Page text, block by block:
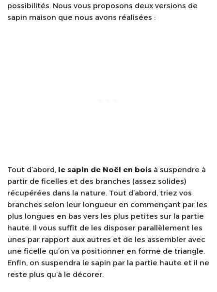
possibilités. Nous vous proposons deux versions de
sapin maison que nous avons réalisées :
Tout d’abord, le sapin de Noël en bois à suspendre à
partir de ficelles et des branches (assez solides)
récupérées dans la nature. Tout d’abord, triez vos
branches selon leur longueur en commençant par les
plus longues en bas vers les plus petites sur la partie
haute. Il vous suffit de les disposer parallèlement les
unes par rapport aux autres et de les assembler avec
une ficelle qu’on va positionner en forme de triangle.
Enfin, on suspendra le sapin par la partie haute et il ne
reste plus qu’à le décorer.